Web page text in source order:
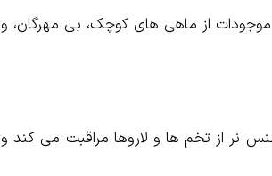
از ماهی های کوچک، بی مهرگان، و
از تخم ها و لاروها مراقبت می کند و